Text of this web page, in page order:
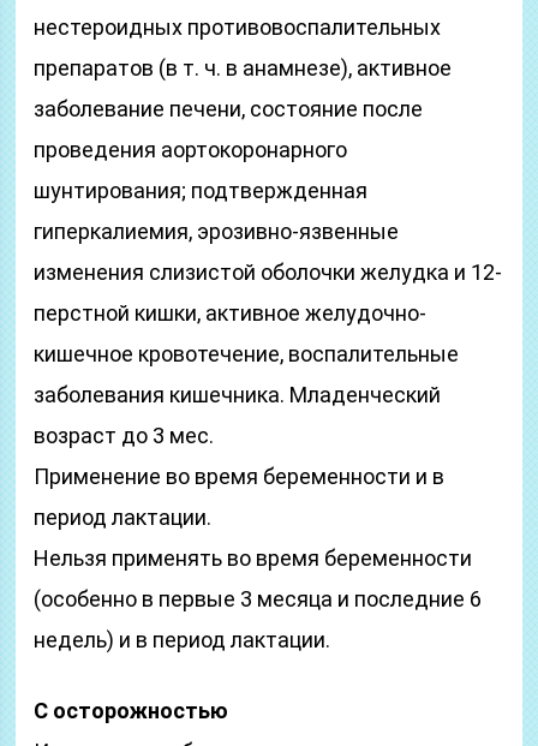
нестероидных противовоспалительных
препаратов (в т. ч. в анамнезе), активное
заболевание печени, состояние после
проведения аортокоронарного
шунтирования; подтвержденная
гиперкалиемия, эрозивно-язвенные
изменения слизистой оболочки желудка и 12-
перстной кишки, активное желудочно-
кишечное кровотечение, воспалительные
заболевания кишечника. Младенческий
возраст до 3 мес.
Применение во время беременности и в
период лактации.
Нельзя применять во время беременности
(особенно в первые 3 месяца и последние 6
недель) и в период лактации.
С осторожностью